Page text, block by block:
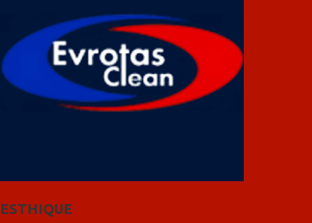
ESTHIQUE